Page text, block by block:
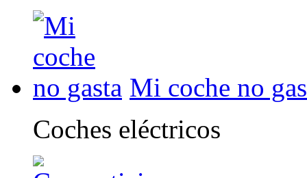
Mi coche no
Coches eléctricos